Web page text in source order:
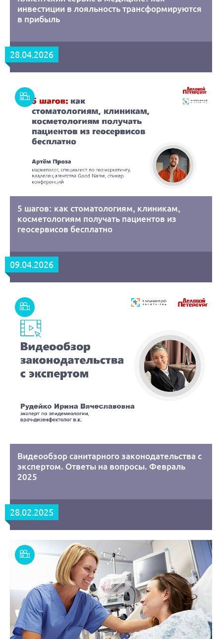
инвестиции в лояльность трансформируются
в прибыль
28.04.2026
Смотреть
запись
5 шагов: как стоматологиям, клиникам,
косметологиям получать пациентов из
геосервисов бесплатно
09.04.2026
Смотреть
запись
Видеообзор санитарного законодательства с
экспертом. Ответы на вопросы. Февраль
2025
28.02.2025
Смотреть